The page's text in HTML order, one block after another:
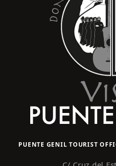
PUENTE GENIL TOURIST